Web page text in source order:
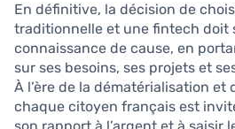
En définitive, la décision de
traditionnelle et une fintech doit
connaissance de cause, en
sur ses besoins, ses projets et
À l’ère de la dématérialisation et
chaque citoyen français est